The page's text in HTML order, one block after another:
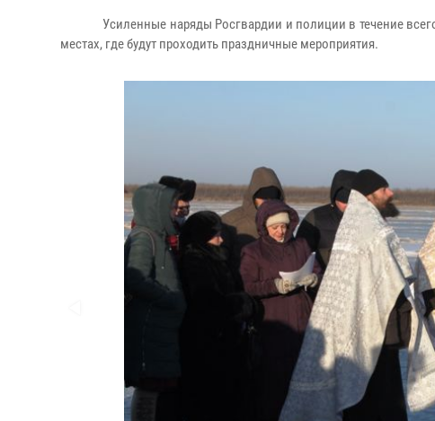
Усиленные наряды Росгвардии и полиции в течение
местах, где будут проходить праздничные мероприятия.